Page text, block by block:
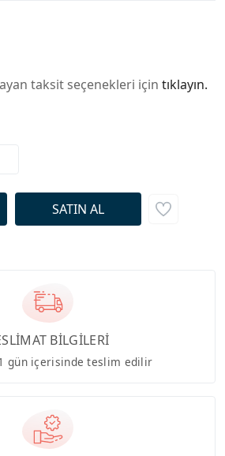
taksit seçenekleri için tıklayın.
BİLGİLERİ
gün içerisinde teslim edilir